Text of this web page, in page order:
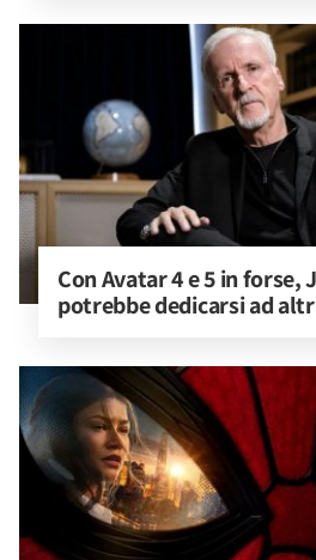
Con Avatar 4 e 5 in forse,
potrebbe dedicarsi ad